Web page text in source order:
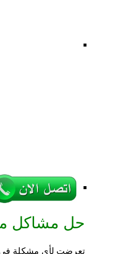
لفتح سيارتك درن
المجال الخاضعين
وبرمجة مفاتيح
فهم محترفين في